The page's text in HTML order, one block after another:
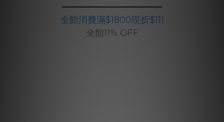
——————————
全館消費滿$1800現折$111
全館11% OFF